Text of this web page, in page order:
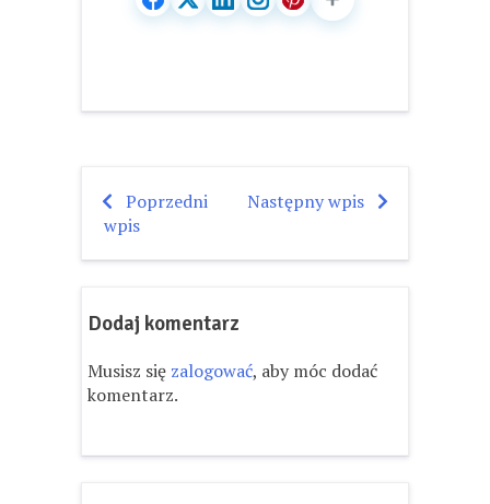
Nawigacja
wpisu
Poprzedni
wpis
Następny wpis
Dodaj komentarz
Musisz się zalogować, aby móc dodać
komentarz.